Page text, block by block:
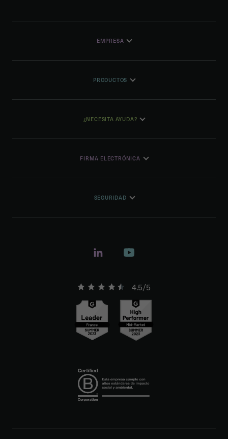
EMPRESA
PRODUCTOS
¿NECESITA AYUDA?
FIRMA ELECTRÓNICA
SEGURIDAD
4.5/5